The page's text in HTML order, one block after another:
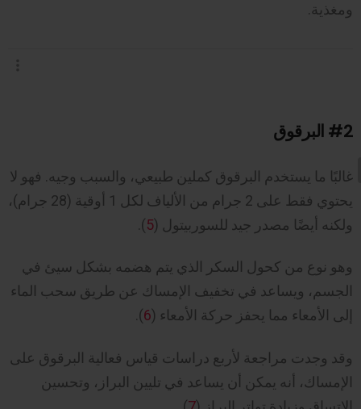
ومغذية.
#2 البرقوق
غالبًا ما يستخدم البرقوق كملين طبيعي، والسبب وجيه. فهو لا
يحتوي فقط على 2 جرام من الألياف لكل 1 أوقية (28 جرام)،
ولكنه أيضًا مصدر جيد للسوربيتول (5
).
وهو نوع من كحول السكر الذي يتم هضمه بشكل سيئ في
الجسم، ويساعد في تخفيف الإمساك عن طريق سحب الماء
إلى الأمعاء مما يحفز حركة الأمعاء (6
).
وقد وجدت مراجعة لأربع دراسات قياس فعالية البرقوق على
الإمساك، أنه يمكن أن يساعد في تليين البراز، وتحسين